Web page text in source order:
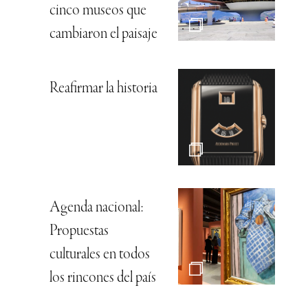
cinco museos que
cambiaron el paisaje
Reafirmar la historia
Agenda nacional:
Propuestas
culturales en todos
los rincones del país